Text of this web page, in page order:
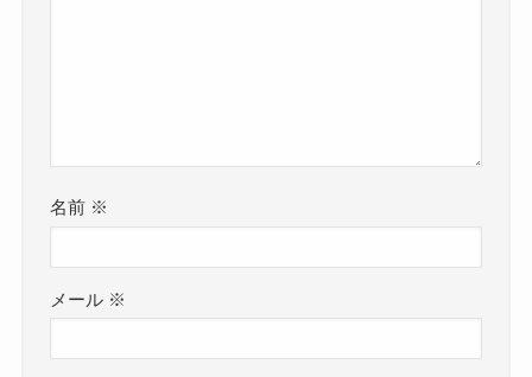
名前 ※
メール ※